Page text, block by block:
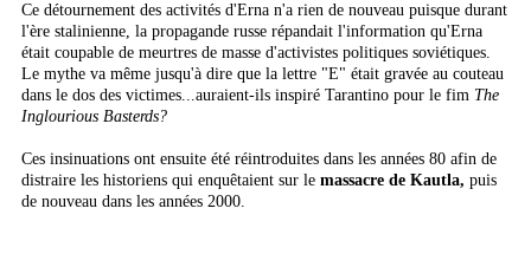
Ce détournement des activités d'Erna n'a rien de nouveau puisque durant
l'ère stalinienne, la propagande russe répandait l'information qu'Erna
était coupable de meurtres de masse d'activistes politiques soviétiques.
Le mythe va même jusqu'à dire que la lettre "E" était gravée au couteau
dans le dos des victimes...auraient-ils inspiré Tarantino pour le fim The
Inglourious Basterds?
Ces insinuations ont ensuite été réintroduites dans les années 80 afin de
distraire les historiens qui enquêtaient sur le massacre de Kautla, puis
de nouveau dans les années 2000.